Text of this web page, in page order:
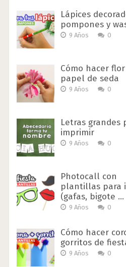
Lápices
pompones y
9 Años 0
Cómo hacer
papel de seda
9 Años 0
Letras grandes
imprimir
9 Años 0
Photocall con
plantillas para
(gafas, bigote …
9 Años 0
Cómo hacer
gorritos de
9 Años 0